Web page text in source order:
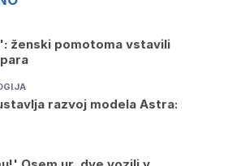
ženski pomotoma vstavili
razvoj modela Astra: